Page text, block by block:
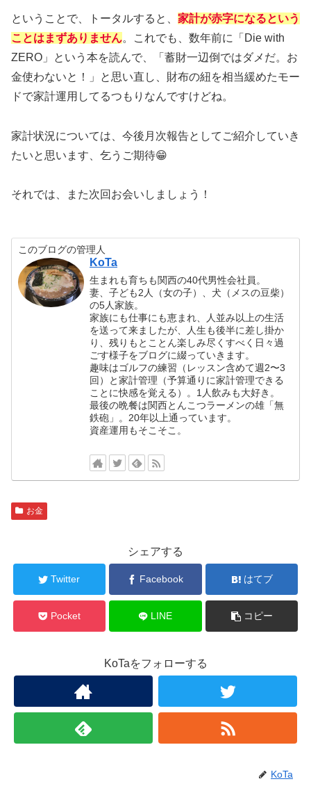
ということで、トータルすると、 家計が赤字になるという
ことはまずありません。これでも、数年前に「Die with
ZERO」という本を読んで、「蓄財一辺倒ではダメだ。お
金使わないと！」と思い直し、財布の紐を相当緩めたモー
ドで家計運用してるつもりなんですけどね。
家計状況については、今後月次報告としてご紹介していき
たいと思います、乞うご期待😁
それでは、また次回お会いしましょう！
このブログの管理人
KoTa
生まれも育ちも関西の40代男性会社員。
妻、子ども2人（女の子）、犬（メスの豆柴）
の5人家族。
家族にも仕事にも恵まれ、人並み以上の生活
を送って来ましたが、人生も後半に差し掛か
り、残りもとことん楽しみ尽くすべく日々過
ごす様子をブログに綴っていきます。
趣味はゴルフの練習（レッスン含めて週2〜3
回）と家計管理（予算通りに家計管理できる
ことに快感を覚える）。1人飲みも大好き。
最後の晩餐は関西とんこつラーメンの雄「無
鉄砲」。20年以上通っています。
資産運用もそこそこ。
お金
シェアする
Twitter Facebook はてブ
Pocket LINE コピー
KoTaをフォローする
KoTa